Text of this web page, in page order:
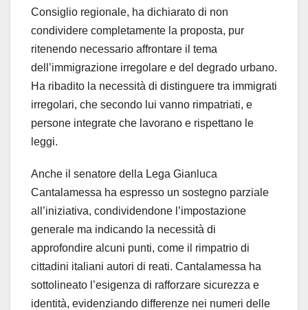
Consiglio regionale, ha dichiarato di non
condividere completamente la proposta, pur
ritenendo necessario affrontare il tema
dell’immigrazione irregolare e del degrado urbano.
Ha ribadito la necessità di distinguere tra immigrati
irregolari, che secondo lui vanno rimpatriati, e
persone integrate che lavorano e rispettano le
leggi.
Anche il senatore della Lega Gianluca
Cantalamessa ha espresso un sostegno parziale
all’iniziativa, condividendone l’impostazione
generale ma indicando la necessità di
approfondire alcuni punti, come il rimpatrio di
cittadini italiani autori di reati. Cantalamessa ha
sottolineato l’esigenza di rafforzare sicurezza e
identità, evidenziando differenze nei numeri delle